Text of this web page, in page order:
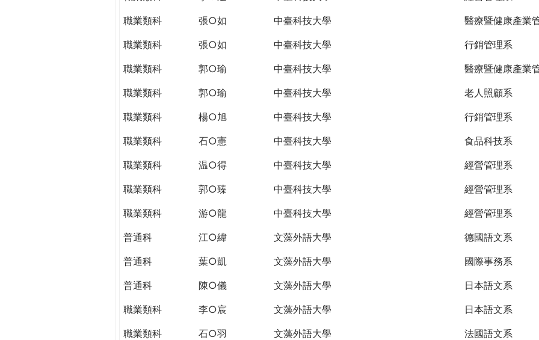
職業類科
張○如 中臺科技大學
醫療暨健康產業
職業類科
張○如 中臺科技大學
行銷管理系
職業類科
郭○瑜 中臺科技大學
醫療暨健康產業
職業類科
郭○瑜 中臺科技大學
老人照顧系
職業類科
楊○旭 中臺科技大學
行銷管理系
職業類科
石○憲 中臺科技大學
食品科技系
職業類科
温○得 中臺科技大學
經營管理系
職業類科
郭○臻 中臺科技大學
經營管理系
職業類科
游○龍 中臺科技大學
經營管理系
普通科
江○緯 文藻外語大學
德國語文系
普通科
葉○凱 文藻外語大學
國際事務系
普通科
陳○儀 文藻外語大學
日本語文系
職業類科
李○宸 文藻外語大學
日本語文系
職業類科
石○羽 文藻外語大學
法國語文系